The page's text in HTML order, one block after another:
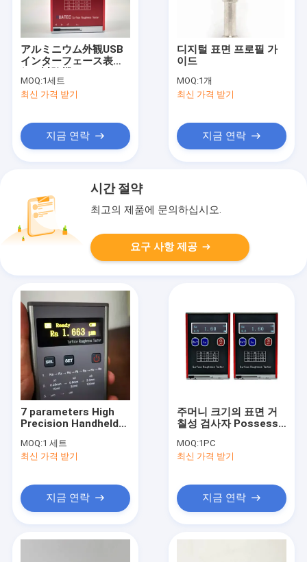
アルミニウム外観USB
インターフェース表面
MOQ:1세트
최신 가격 받기
지금 연락
디지털 표면 프로필 가
이드
MOQ:1개
최신 가격 받기
지금 연락
시간 절약
최고의 제품에 문의하십시오.
요구 사항 제공
7 parameters High
Precision Handheld
Roughness Tester
MOQ:1 세트
최신 가격 받기
지금 연락
주머니 크기의 표면 거
칠성 검사자 Possess
MOQ:1PC
최신 가격 받기
지금 연락